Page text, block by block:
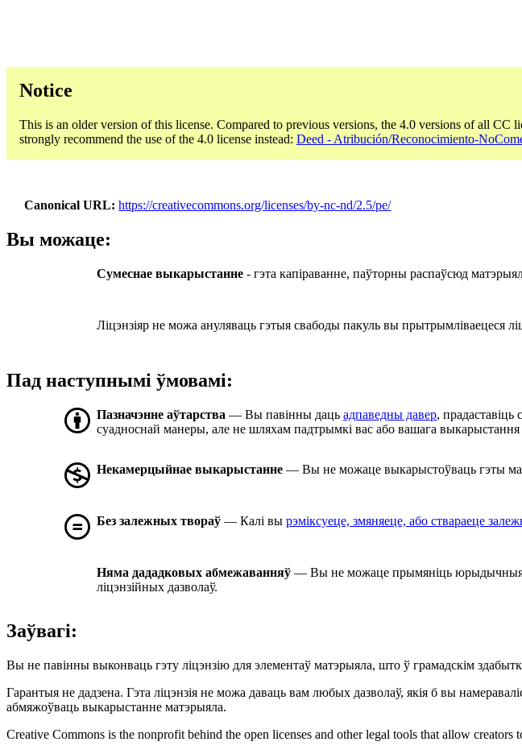
Notice
This is an older version of this license. Compared to previous versions, the 4.0 versions of all CC
strongly recommend the use of the 4.0 license instead: Deed - Atribución/Reconocimiento-
Canonical URL https://creativecommons.org/licenses/by-nc-nd/2.5/pe/
Вы можаце:
Сумеснае выкарыстанне - гэта капіраванне, паўторны распаўсюд
Ліцэнзіяр не можа ануляваць гэтыя свабоды пакуль вы прытрымліваецеся
Пад наступнымі ўмовамі:
Пазначэнне аўтарства — Вы павінны даць адпаведны давер, прадаставіць
суадноснай манеры, але не шляхам падтрымкі вас або вашага выкарыстання
Некамерцыйнае выкарыстанне — Вы не можаце выкарыстоўваць гэты
Без залежных твораў — Калі вы рэміксуеце, змяняеце, або ствараеце
Няма дададковых абмежаванняў — Вы не можаце прымяніць юрыдычныя
ліцэнзійных дазволаў.
Заўвагі:
Вы не павінны выконваць гэту ліцэнзію для элементаў матэрыяла, што ў грамадскім
Гарантыя не дадзена. Гэта ліцэнзія не можа даваць вам любых дазволаў, якія б вы
абмяжоўваць выкарыстанне матэрыяла.
Creative Commons is the nonprofit behind the open licenses and other legal tools that allow creators